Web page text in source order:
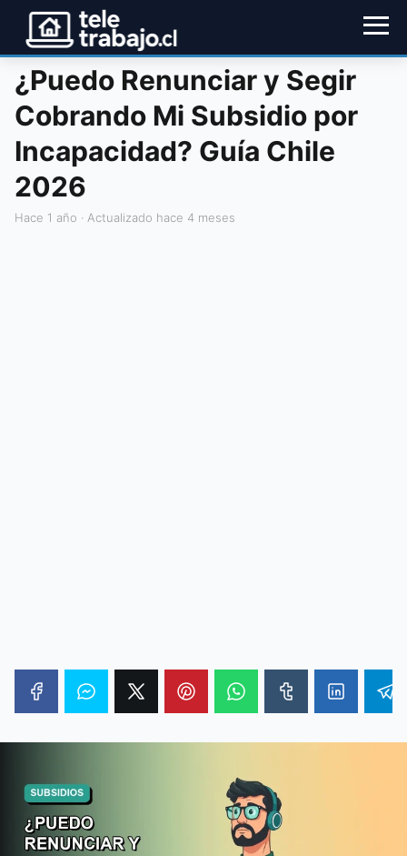
¿Puedo Renunciar y Segir
Cobrando Mi Subsidio por
Incapacidad? Guía Chile
2026
hace 1 año · Actualizado hace 4 meses